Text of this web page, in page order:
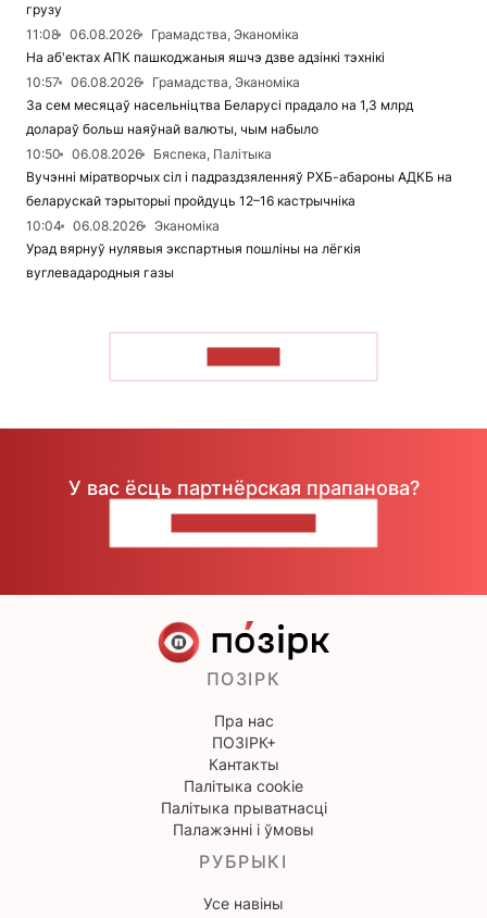
грузу
11:08
06.08.2026
Грамадства, Эканоміка
На аб'ектах АПК пашкоджаныя яшчэ дзве адзінкі тэхнікі
10:57
06.08.2026
Грамадства, Эканоміка
За сем месяцаў насельніцтва Беларусі прадало на 1,3 млрд
долараў больш наяўнай валюты, чым набыло
10:50
06.08.2026
Бяспека, Палітыка
Вучэнні міратворчых сіл і падраздзяленняў РХБ-абароны АДКБ на
беларускай тэрыторыі пройдуць 12–16 кастрычніка
10:04
06.08.2026
Эканоміка
Урад вярнуў нулявыя экспартныя пошліны на лёгкія
вуглевадародныя газы
У вас ёсць партнёрская прапанова?
ПОЗІРК
Пра нас
ПОЗІРК+
Кантакты
Палітыка cookie
Палітыка прыватнасці
Палажэнні і ўмовы
РУБРЫКІ
Усе навіны